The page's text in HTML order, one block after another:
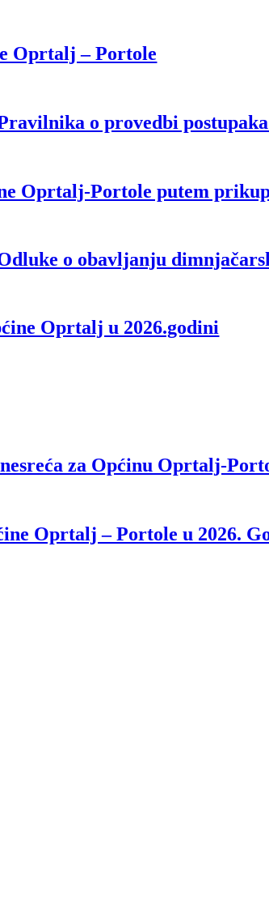
Oprtalj – Portole
o provedbi
Oprtalj-Portole putem
o obavljanju
Oprtalj u 2026.godini
za Općinu Oprtalj-
Oprtalj – Portole u 2026.